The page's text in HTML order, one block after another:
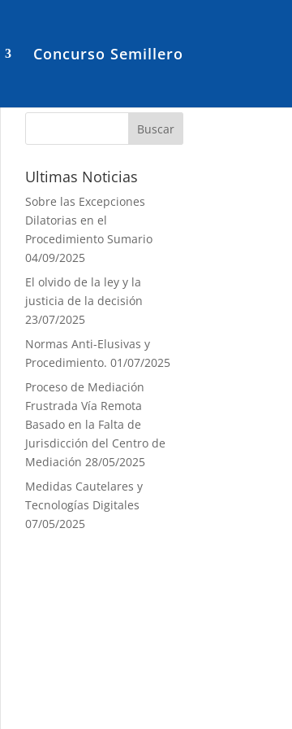
Concurso Semillero
Ultimas Noticias
Sobre las Excepciones
Dilatorias en el
Procedimiento Sumario
04/09/2025
El olvido de la ley y la
justicia de la decisión
23/07/2025
Normas Anti-Elusivas y
Procedimiento. 01/07/2025
Proceso de Mediación
Frustrada Vía Remota
Basado en la Falta de
Jurisdicción del Centro de
Mediación 28/05/2025
Medidas Cautelares y
Tecnologías Digitales
07/05/2025